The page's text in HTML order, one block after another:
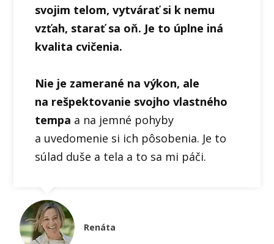
svojim telom, vytvárať si k nemu
vzťah, starať sa oň. Je to úplne iná
kvalita cvičenia.
Nie je zamerané na výkon, ale
na rešpektovanie svojho vlastného
tempa a na jemné pohyby
a uvedomenie si ich pôsobenia. Je to
súlad duše a tela a to sa mi páči.
Renáta